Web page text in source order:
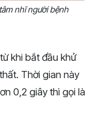
nhĩ người bệnh
khi bắt đầu khử
Thời gian này
0,2 giây thì gọi là